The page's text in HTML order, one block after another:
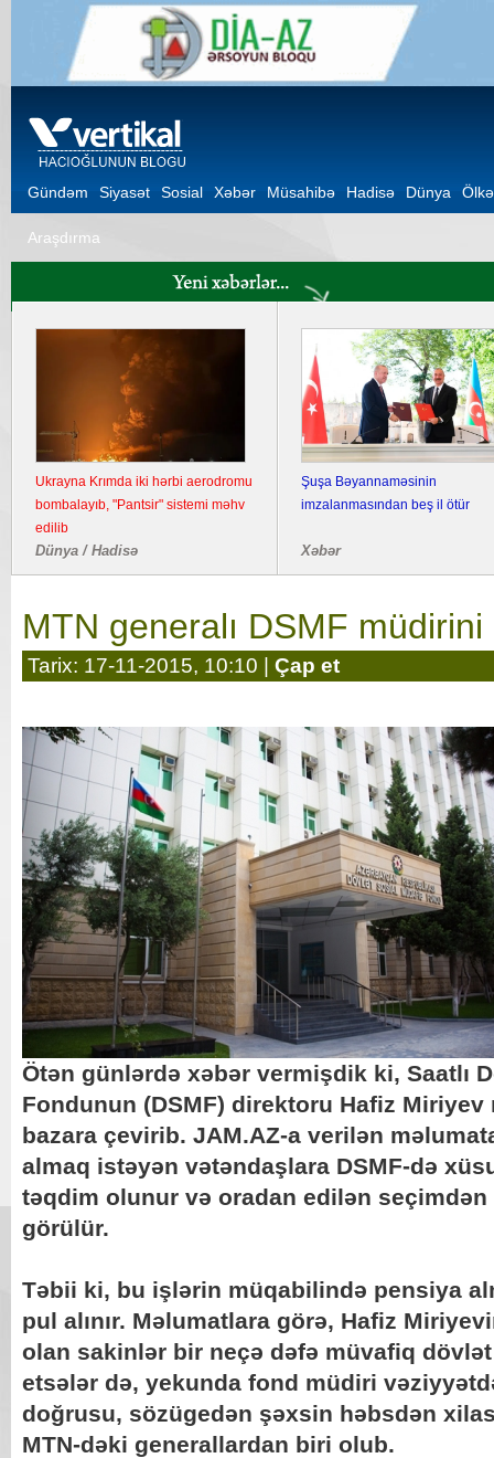
Gündəm Siyasət Sosial Xəbər Müsahibə Hadisə Dünya Ölkə
Araşdırma
Ukrayna Krımda iki hərbi aerodromu
bombalayıb, "Pantsir" sistemi məhv
edilib
Dünya / Hadisə
Şuşa Bəyannaməsinin
imzalanmasından beş il ötür
Xəbər
MTN generalı DSMF
Tarix: 17-11-2015, 10:10 | Çap et
Ötən günlərdə xəbər vermişdik ki, Saatlı
Fondunun (DSMF) direktoru Hafiz
bazara çevirib. JAM.AZ-a verilən
almaq istəyən vətəndaşlara DSMF-də
təqdim olunur və oradan edilən
görülür.
Təbii ki, bu işlərin müqabilində pensiya
pul alınır. Məlumatlara görə, Hafiz
olan sakinlər bir neçə dəfə müvafiq
etsələr də, yekunda fond müdiri
doğrusu, sözügedən şəxsin həbsdən xilas
MTN-dəki generallardan biri olub.